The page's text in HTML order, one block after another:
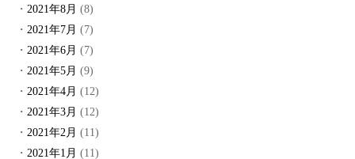
2021年8月 (8)
2021年7月 (7)
2021年6月 (7)
2021年5月 (9)
2021年4月 (12)
2021年3月 (12)
2021年2月 (11)
2021年1月 (11)